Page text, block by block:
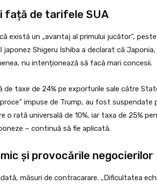
față de tarifele SUA
există un „avantaj al primului jucător”,
Shigeru Ishiba a declarat că
nu intenționează să facă mari concesii.
taxe de 24% pe exporturile sale către
impuse de Trump, au fost suspendate
o rată universală de 10%, iar taxa de 25%
– continuă să fie aplicată.
și provocările negocierilor
măsuri de contracarare. „Dificultatea